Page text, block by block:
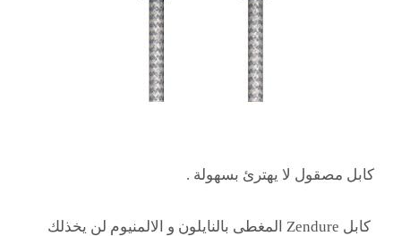
كابل مصقول لا يهترئ بسهولة .
كابل Zendure المغطى بالنايلون و الالمنيوم لن يخذلك